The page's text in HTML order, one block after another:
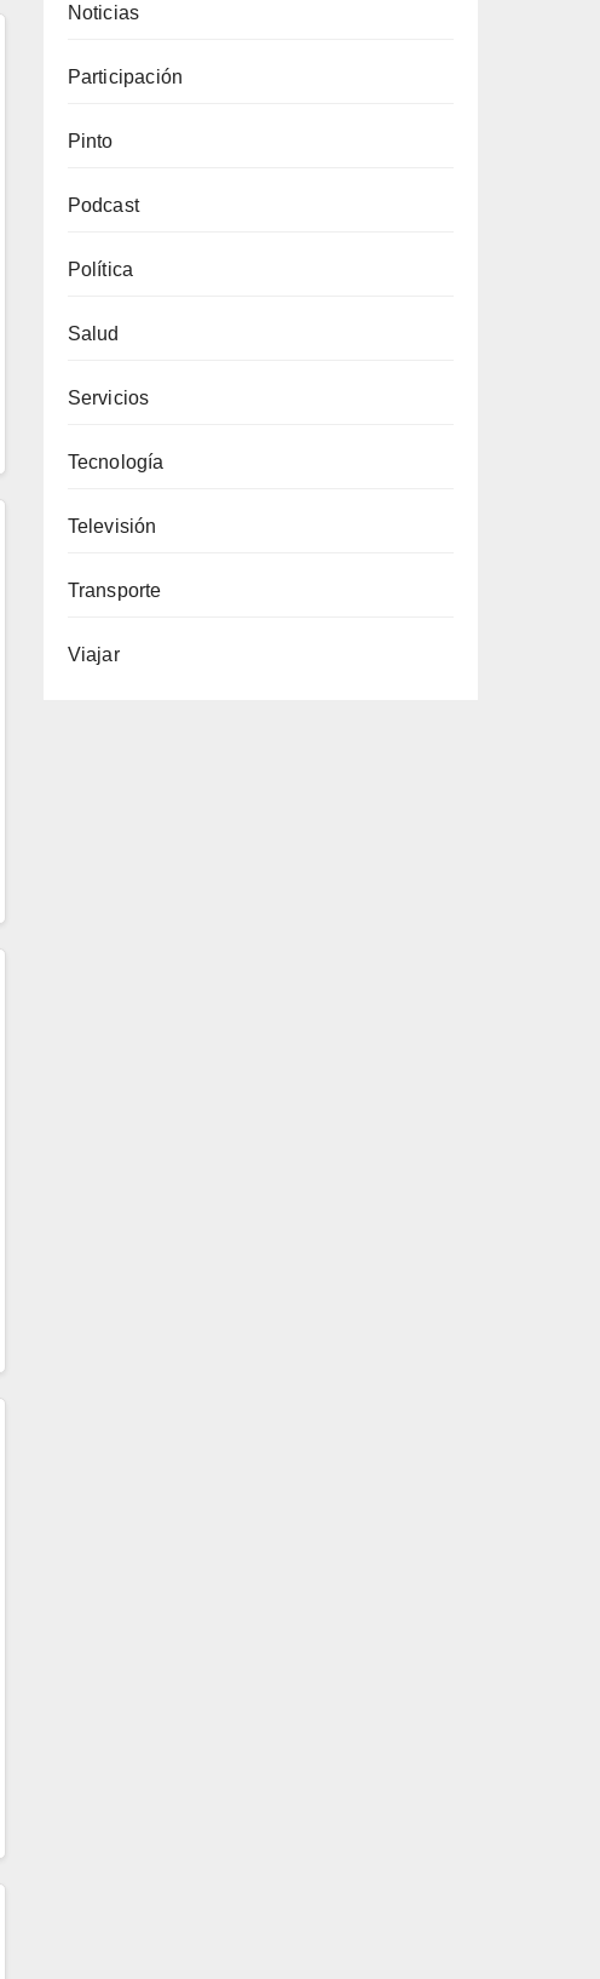
Noticias
Participación
Pinto
Podcast
Política
Salud
Servicios
Tecnología
Televisión
Transporte
Viajar